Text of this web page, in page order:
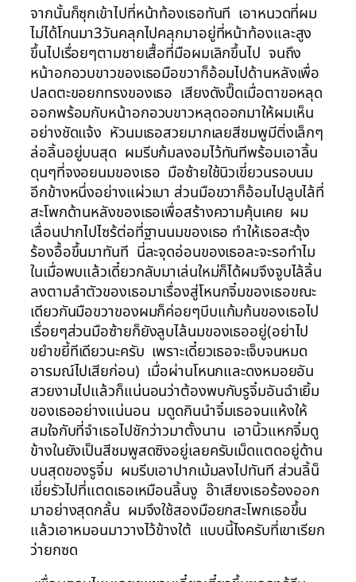
จากนั้นก็ซุกเข้าไปที่หน้าท้องเธอทันที เอาหนวดที่ผม
ไม่ได้โกนมา3วันคลุกไปคลุกมาอยู่ที่หน้าท้องและสูง
ขึ้นไปเรื่อยๆตามชายเสื้อที่มือผมเลิกขึ้นไป จนถึง
หน้าอกอวบขาวของเธอมือขวาก็อ้อมไปด้านหลังเพื่อ
ปลดตะขอยกทรงของเธอ เสียงดังปึ๊ดเมื่อตาขอหลุด
ออกพร้อมกับหน้าอกอวบขาวหลุดออกมาให้ผมเห็น
อย่างชัดแจ้ง หัวนมเธอสวยมากเลยสีชมพูมีติ่งเล็กๆ
ล่อลิ้นอยู่บนสุด ผมรีบก้มลงอมไว้ทันทีพร้อมเอาลิ้น
ดุนๆที่จงอยนมของเธอ มือซ้ายใช้นิวเขี่ยวนรอบนม
อีกข้างหนึ่งอย่างแผ่วเบา ส่วนมือขวาก็อ้อมไปลูบไล้ที่
สะโพกด้านหลังของเธอเพื่อสร้างความคุ้นเคย ผม
เลื่อนปากไปไซร้ต่อที่ฐานนมของเธอ ทำให้เธอสะดุ้ง
ร้องอื้อขึ้นมาทันที นี่ละจุดอ่อนของเธอละจะรอทำไม
ในเมื่อพบแล้วเดี๋ยวกลับมาเล่นใหม่ก็ได้ผมจึงจูบไล้ลิ้น
ลงตามลำตัวของเธอมาเรื่องสู่โหนกจิ๋มของเธอขณะ
เดียวกันมือขวาของผมก็ค่อยๆบีบแก้มก้นของเธอไป
เรื่อยๆส่วนมือซ้ายก็ยังลูบไล้นมของเธออยู่(อย่าไป
ขยำขยี้ทีเดียวนะครับ เพราะเดี๋ยวเธอจะเจ็บจนหมด
อารมณ์ไปเสียก่อน) เมื่อผ่านโหนกและดงหมอยอัน
สวยงามไปแล้วก็แน่นอนว่าต้องพบกับรูจิ๋มอันฉำเยิ้ม
ของเธออย่างแน่นอน มดูดกินนำจิ๋มเธอจนแห้งให้
สมใจกับที่จำเธอไปชักว่าวมาตั้งนาน เอานิ้วแหกจิ๋มดู
ข้างในยังเป็นสีชมพูสดซิงอยู่เลยครับเม็ดแตดอยู่ด้าน
บนสุดของรูจิ๋ม ผมรีบเอาปากเม้มลงไปทันที ส่วนลิ้น็
เขี่ยรัวไปที่แตดเธอเหมือนลิ้นงู อ๊าเสียงเธอร้องออก
มาอย่างสุดกลั้น ผมจึงใช้สองมือยกสะโพกเธอขึ้น
แล้วเอาหมอนมาวางไว้ข้างใต้ แบบนี้ไงครับที่เขาเรียก
ว่ายกซด